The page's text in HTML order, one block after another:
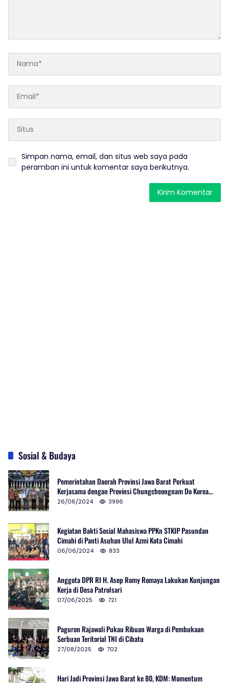
Simpan nama, email, dan situs web saya pada
peramban ini untuk komentar saya berikutnya.
Sosial & Budaya
Pemerintahan Daerah Provinsi Jawa Barat Perkuat
Kerjasama dengan Provinsi Chungcheongnam Do Korea
Selatan
26/06/2024 3996
Kegiatan Bakti Sosial Mahasiswa PPKn STKIP Pasundan
Cimahi di Panti Asuhan Ulul Azmi Kota Cimahi
06/06/2024 833
Anggota DPR RI H. Asep Romy Romaya Lakukan Kunjungan
Kerja di Desa Patrolsari
07/06/2025 721
Paguron Rajawali Pukau Ribuan Warga di Pembukaan
Serbuan Teritorial TNI di Cibatu
27/08/2025 702
Hari Jadi Provinsi Jawa Barat ke 80, KDM: Momentum